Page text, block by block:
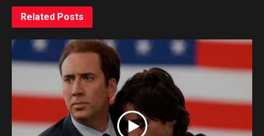
Related Posts